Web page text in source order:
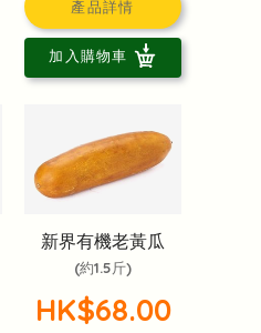
產品詳情
加入購物車
新界有機老黃瓜
(約1.5斤)
HK$68.00